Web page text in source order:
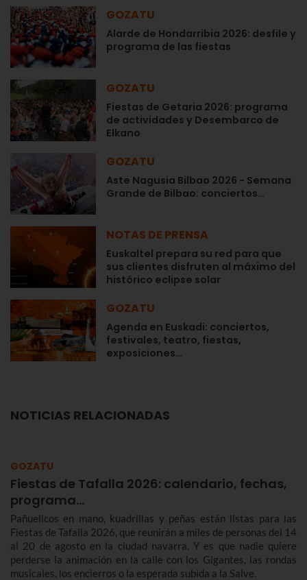
GOZATU
Alarde de Hondarribia 2026: desfile y
programa de las fiestas
GOZATU
Fiestas de Getaria 2026: programa
de actividades y Desembarco de
Elkano
GOZATU
Aste Nagusia Bilbao 2026 - Semana
Grande de Bilbao: conciertos…
NOTAS DE PRENSA
Euskaltel prepara su red para que
sus clientes disfruten al máximo del
histórico eclipse solar
GOZATU
Agenda en Euskadi: conciertos,
festivales, teatro, fiestas,
exposiciones…
NOTICIAS RELACIONADAS
GOZATU
Fiestas de Tafalla 2026: calendario, fechas,
programa…
Pañuelicos en mano, kuadrillas y peñas están listas para las
Fiestas de Tafalla 2026, que reunirán a miles de personas del 14
al 20 de agosto en la ciudad navarra. Y es que nadie quiere
perderse la animación en la calle con los Gigantes, las rondas
musicales, los encierros o la esperada subida a la Salve.